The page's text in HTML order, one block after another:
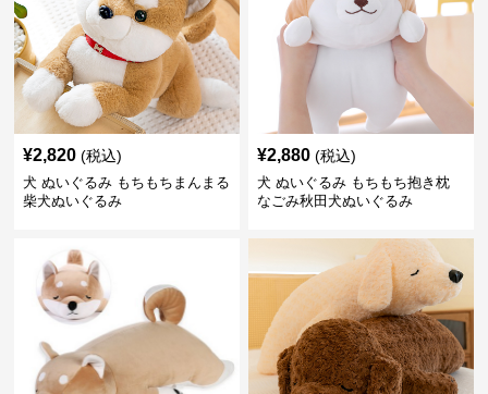
¥2,820 (税込)
犬 ぬいぐるみ もちもちまんまる
柴犬ぬいぐるみ
¥2,880 (税込)
犬 ぬいぐるみ もちもち抱き枕
なごみ秋田犬ぬいぐるみ